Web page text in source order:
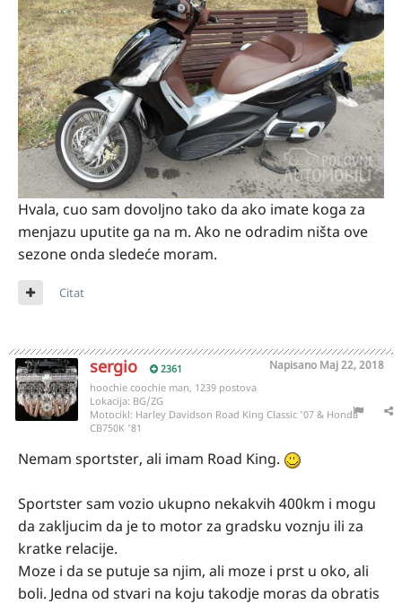
Hvala, cuo sam dovoljno tako da ako imate koga za
menjazu uputite ga na m. Ako ne odradim ništa ove
sezone onda sledeće moram.
Citat
sergio 2361 Napisano Maj 22, 2018
hoochie coochie man, 1239 postova
Lokacija: BG/ZG
Motocikl: Harley Davidson Road King Classic '07 & Honda
CB750K '81
Nemam sportster, ali imam Road King.
Sportster sam vozio ukupno nekakvih 400km i mogu
da zakljucim da je to motor za gradsku voznju ili za
kratke relacije.
Moze i da se putuje sa njim, ali moze i prst u oko, ali
boli. Jedna od stvari na koju takodje moras da obratis